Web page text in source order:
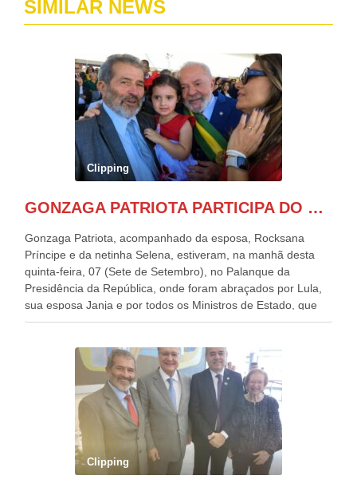
SIMILAR NEWS
Clipping
GONZAGA PATRIOTA PARTICIPA DO DESFILE DA INDEPENDÊNCIA NO PALANQUE DA PRESIDÊNCIA DA REPÚBLICA E É ABRAÇADO POR LULA E POR GERALDO ALCKMIN.
Gonzaga Patriota, acompanhado da esposa, Rocksana
Príncipe e da netinha Selena, estiveram, na manhã desta
quinta-feira, 07 (Sete de Setembro), no Palanque da
Presidência da República, onde foram abraçados por Lula,
sua esposa Janja e por todos os Ministros de Estado, que
estavam presentes, nos Desfiles da Independência da
outros desfiles, na Esplanada dos Ministérios, disse ter sido
o deste ano, o maior e o mais organizado de todos. “Há
quatro décadas, como Patriota até no nome, participo
anualmente dos desfiles de Sete de Setembro, na
Esplanada dos Ministérios, em Brasília. Este ano, o governo
preparou espaços com cadeiras e coberturas, para 30.000
pessoas, só que o número de Patriotas Brasileiros
Independentes, dobrou na Esplanada. Eu, Lula e os
Clipping